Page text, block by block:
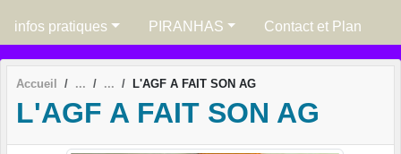
infos pratiques PIRANHAS Contact et Plan
Accueil L'AGF A FAIT SON AG
L'AGF A FAIT SON AG